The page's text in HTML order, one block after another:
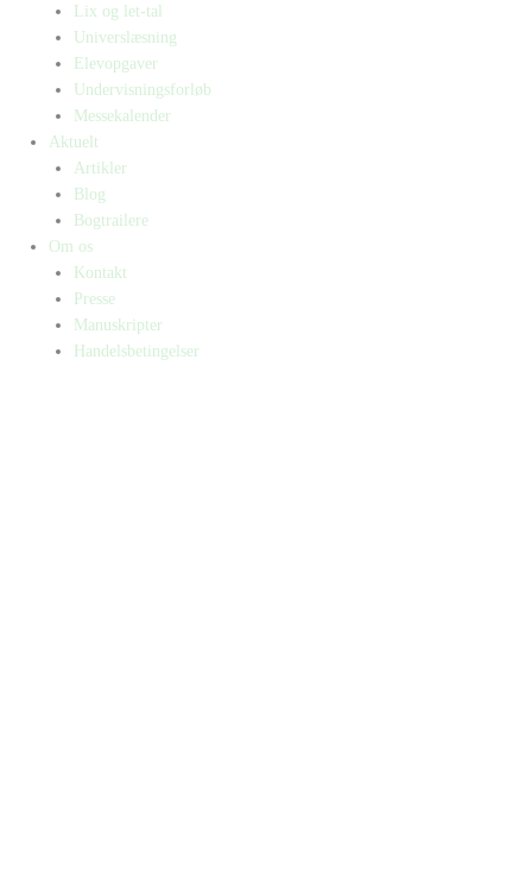
Lix og let-tal
Universlæsning
Elevopgaver
Undervisningsforløb
Messekalender
Aktuelt
Artikler
Blog
Bogtrailere
Om os
Kontakt
Presse
Manuskripter
Handelsbetingelser